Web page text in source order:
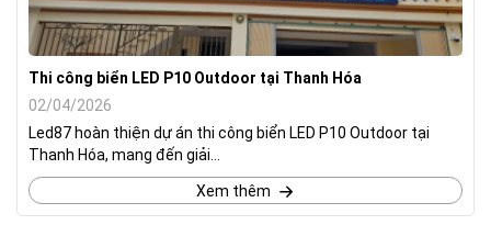
Thi công biển LED P10 Outdoor tại Thanh Hóa
02/04/2026
Led87 hoàn thiện dự án thi công biển LED P10 Outdoor tại
Thanh Hóa, mang đến giải...
Xem thêm